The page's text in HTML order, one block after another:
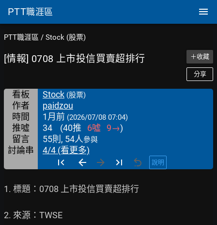
PTT職涯區
PTT職涯區 / Stock (股票)
[情報] 0708 上市投信買賣超排行 ＋收藏
分享
看板 Stock (股票)
作者
paidzou
時間
1月前 (2026/07/08 07:04)
推噓 34 (40推 6噓 9→)
留言
55則, 54人參與
討論串 4/4 (看更多)
說明
1. 標題：0708 上市投信買賣超排行
2. 來源：TWSE